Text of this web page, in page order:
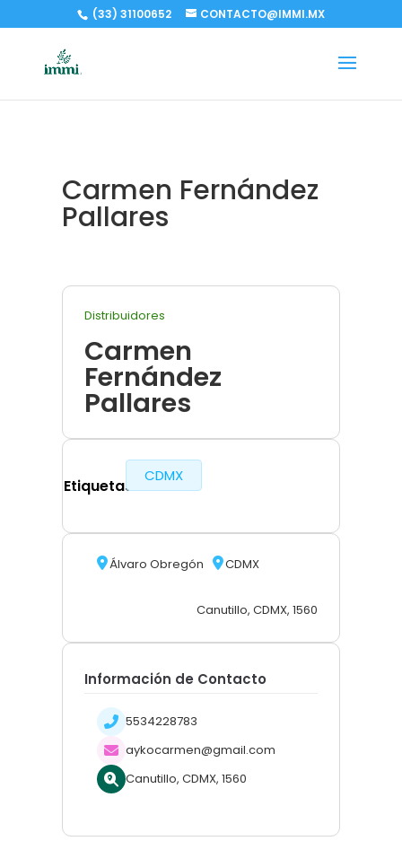
(33) 31100652 CONTACTO@IMMI.MX
Carmen Fernández
Pallares
Distribuidores
Carmen
Fernández
Pallares
Etiquetas
CDMX
Álvaro Obregón CDMX
Canutillo, CDMX, 1560
Información de Contacto
5534228783
aykocarmen@gmail.com
Canutillo, CDMX, 1560